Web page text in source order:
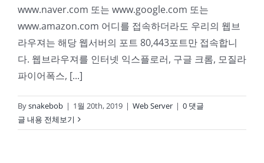
www.naver.com 또는 www.google.com 또는
www.amazon.com 어디를 접속하더라도 우리의 웹브
라우져는 해당 웹서버의 포트 80,443포트만 접속합니
다. 웹브라우져를 인터넷 익스플로러, 구글 크롬, 모질라
파이어폭스, [...]
Bysnakebob | 1월 20th, 2019 | Web Server | 0 댓글
글 내용 전체보기